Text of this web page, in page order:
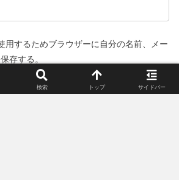
用するためブラウザーに自分の名前、メー
存する。
検索 トップ サイドバー